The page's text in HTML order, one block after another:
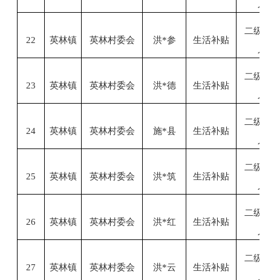
22 英林镇 英林村委会 洪*参 生活补贴
二级
23 英林镇 英林村委会 洪*德 生活补贴
二级
24 英林镇 英林村委会 施*县 生活补贴
二级
25 英林镇 英林村委会 洪*筑 生活补贴
二级
26 英林镇 英林村委会 洪*红 生活补贴
二级
27 英林镇 英林村委会 洪*云 生活补贴
二级